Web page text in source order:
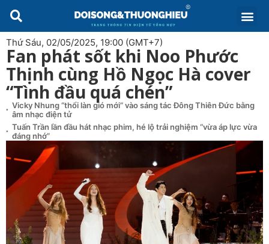
Thứ Sáu, 02/05/2025, 19:00 (GMT+7)
Fan phát sốt khi Noo Phước
Thịnh cùng Hồ Ngọc Hà cover
“Tình đầu quá chén”
Vicky Nhung “thổi làn gió mới” vào sáng tác Đông Thiên Đức bằng
âm nhạc điện tử
Tuấn Trần lần đầu hát nhạc phim, hé lộ trải nghiệm “vừa áp lực vừa
đáng nhớ”